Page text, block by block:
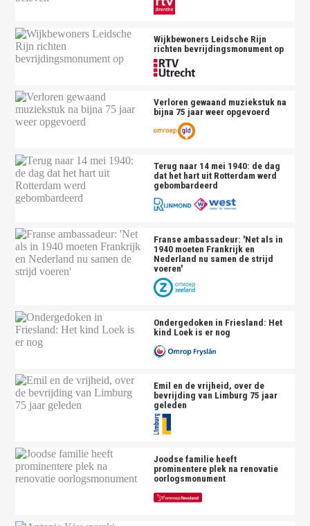
Wijkbewoners Leidsche Rijn
richten bevrijdingsmonument op
Verloren gewaand muziekstuk na
bijna 75 jaar weer opgevoerd
Terug naar 14 mei 1940: de dag
dat het hart uit Rotterdam werd
gebombardeerd
Franse ambassadeur: 'Net als in
1940 moeten Frankrijk en
Nederland nu samen de strijd
voeren'
Ondergedoken in Friesland: Het
kind Loek is er nog
Emil en de vrijheid, over de
bevrijding van Limburg 75 jaar
geleden
Joodse familie heeft
prominentere plek na renovatie
oorlogsmonument